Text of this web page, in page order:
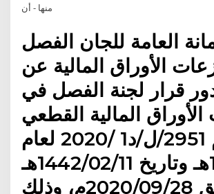
منها - أن
العامة للجان الفصل
الأوراق المالية عن
قرار لجنة الفصل في
المالية القطعي
رقم 2951/ل/د1 /2020 لعام
1442هـ وتاريخ 1442/02/11هـ
الموافق 2020/09/28م، وذلك